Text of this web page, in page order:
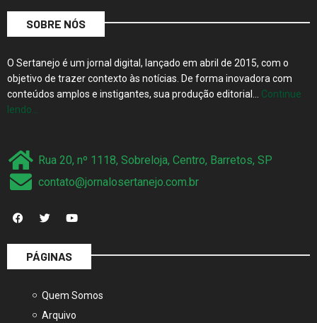
SOBRE NÓS
O Sertanejo é um jornal digital, lançado em abril de 2015, com o
objetivo de trazer contexto às notícias. De forma inovadora com
conteúdos amplos e instigantes, sua produção editorial… Continue
lendo…
Rua 20, nº 1118, Sobreloja, Centro, Barretos, SP
contato@jornalosertanejo.com.br
PÁGINAS
Quem Somos
Arquivo